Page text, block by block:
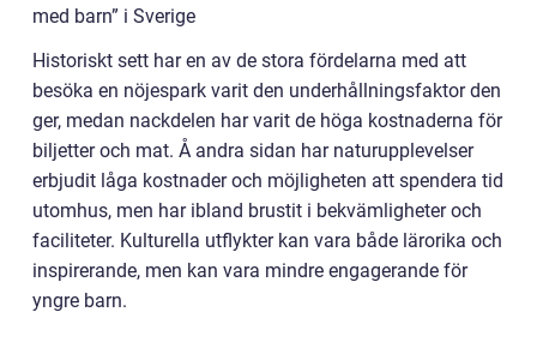
med barn” i Sverige
Historiskt sett har en av de stora fördelarna med att
besöka en nöjespark varit den underhållningsfaktor den
ger, medan nackdelen har varit de höga kostnaderna för
biljetter och mat. Å andra sidan har naturupplevelser
erbjudit låga kostnader och möjligheten att spendera tid
utomhus, men har ibland brustit i bekvämligheter och
faciliteter. Kulturella utflykter kan vara både lärorika och
inspirerande, men kan vara mindre engagerande för
yngre barn.